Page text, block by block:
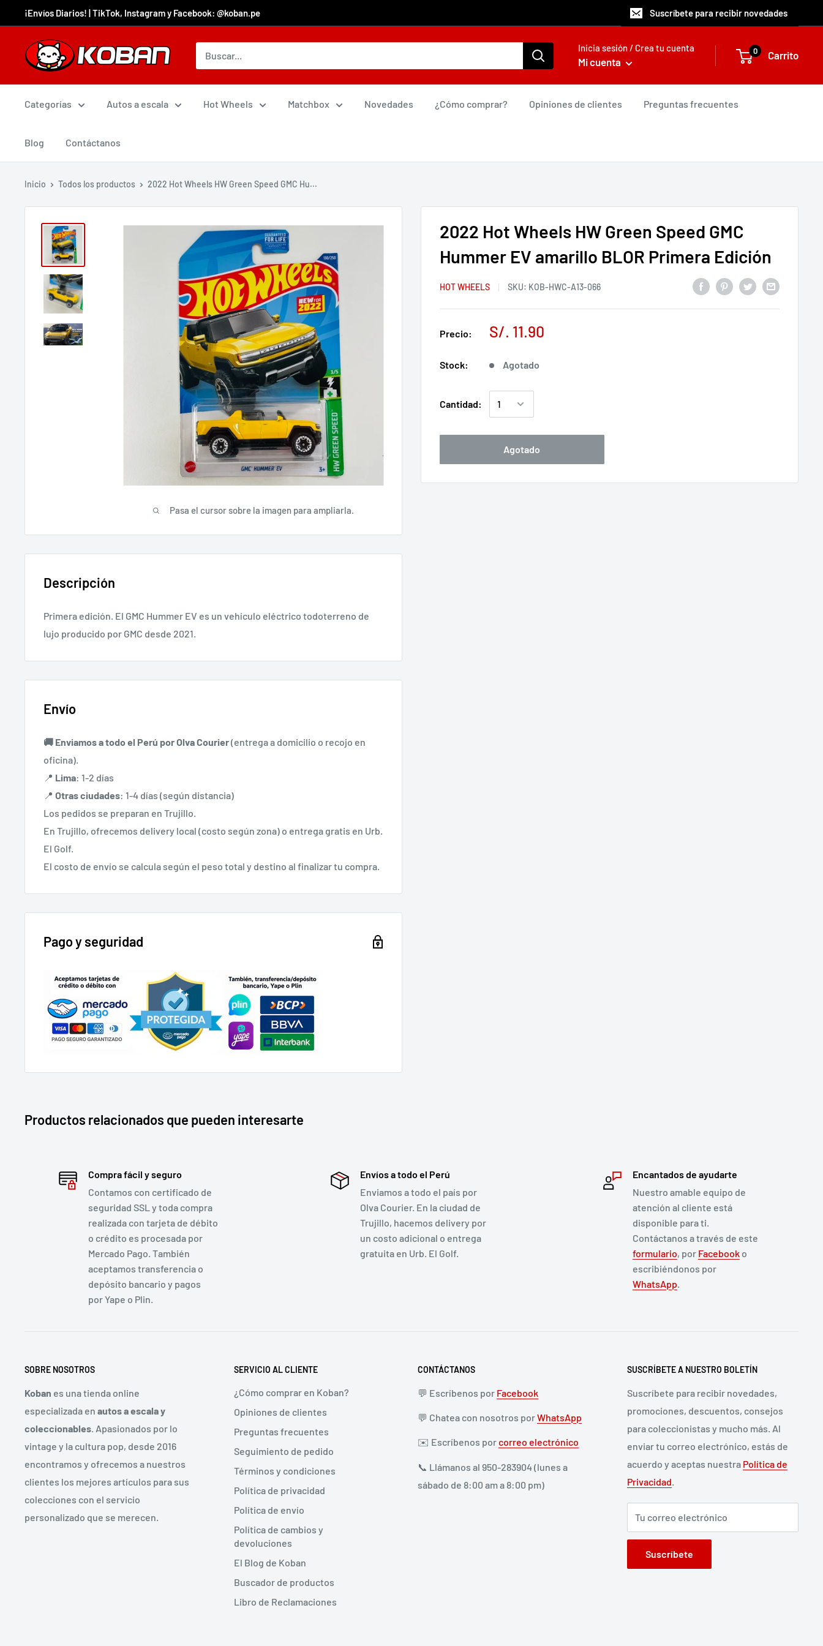
¡Envíos Diarios! | TikTok, Instagram y Facebook: @koban.pe Suscríbete para recibir novedades
📖 Consejos para coleccionistas
Al suscribirte aceptas nuestra
Tu correo electrónico
Inicia sesión / Crea tu cuenta
Mi cuenta
0 Carrito
Categorías Autos a escala Hot Wheels Matchbox Novedades ¿Cómo comprar? Opiniones de clientes Preguntas frecuentes
Blog Contáctanos
Inicio Todos los productos 2022 Hot Wheels HW Green Speed GMC Hu...
Pasa el cursor sobre la imagen para ampliarla.
2022 Hot Wheels HW Green Speed GMC
Hummer EV amarillo BLOR Primera Edición
HOT WHEELS SKU: KOB-HWC-A13-066
Precio: S/. 11.90
Stock: Agotado
Cantidad:
Agotado
Descripción
Primera edición. El GMC Hummer EV es un vehículo eléctrico todoterreno de
lujo producido por GMC desde 2021.
Envío
🚚 Enviamos a todo el Perú porOlva Courier(entrega a domicilio o recojo en
oficina).
📍 Lima: 1-2 días
📍 Otras ciudades: 1-4 días (según distancia)
Los pedidos se preparan en Trujillo.
En Trujillo, ofrecemos delivery local (costo según zona) o entrega gratis en Urb.
El Golf.
El costo de envío se calcula según el peso total y destino al finalizar tu compra.
Pago y seguridad
Productos relacionados que pueden interesarte
Compra fácil y seguro
Contamos con certificado de
seguridad SSL y toda compra
realizada con tarjeta de débito
o crédito es procesada por
Mercado Pago. También
aceptamos transferencia o
depósito bancario y pagos
por Yape o Plin.
Envíos a todo el Perú
Enviamos a todo el país por
Olva Courier. En la ciudad de
Trujillo, hacemos delivery por
un costo adicional o entrega
gratuita en Urb. El Golf.
Encantados de ayudarte
Nuestro amable equipo de
atención al cliente está
disponible para ti.
Contáctanos a través de este
formulario, por Facebooko
escribiéndonos por
WhatsApp.
SOBRE NOSOTROS
Koban es una tienda online
especializada en autos a escala y
coleccionables. Apasionados por lo
vintage y la cultura pop, desde 2016
encontramos y ofrecemos a nuestros
clientes los mejores artículos para sus
colecciones con el servicio
personalizado que se merecen.
SERVICIO AL CLIENTE
¿Cómo comprar en Koban?
Opiniones de clientes
Preguntas frecuentes
Seguimiento de pedido
Términos y condiciones
Política de privacidad
Política de envío
Política de cambios y
devoluciones
El Blog de Koban
Buscador de productos
Libro de Reclamaciones
CONTÁCTANOS
💬 Escríbenos por Facebook
💬 Chatea con nosotros porWhatsApp
✉️ Escríbenos porcorreo electrónico
📞 Llámanos al 950-283904 (lunes a
sábado de 8:00 am a 8:00 pm)
SUSCRÍBETE A NUESTRO BOLETÍN
Suscríbete para recibir novedades,
promociones, descuentos, consejos
para coleccionistas y mucho más. Al
enviar tu correo electrónico, estás de
acuerdo y aceptas nuestra Política de
Privacidad.
Tu correo electrónico
Suscríbete